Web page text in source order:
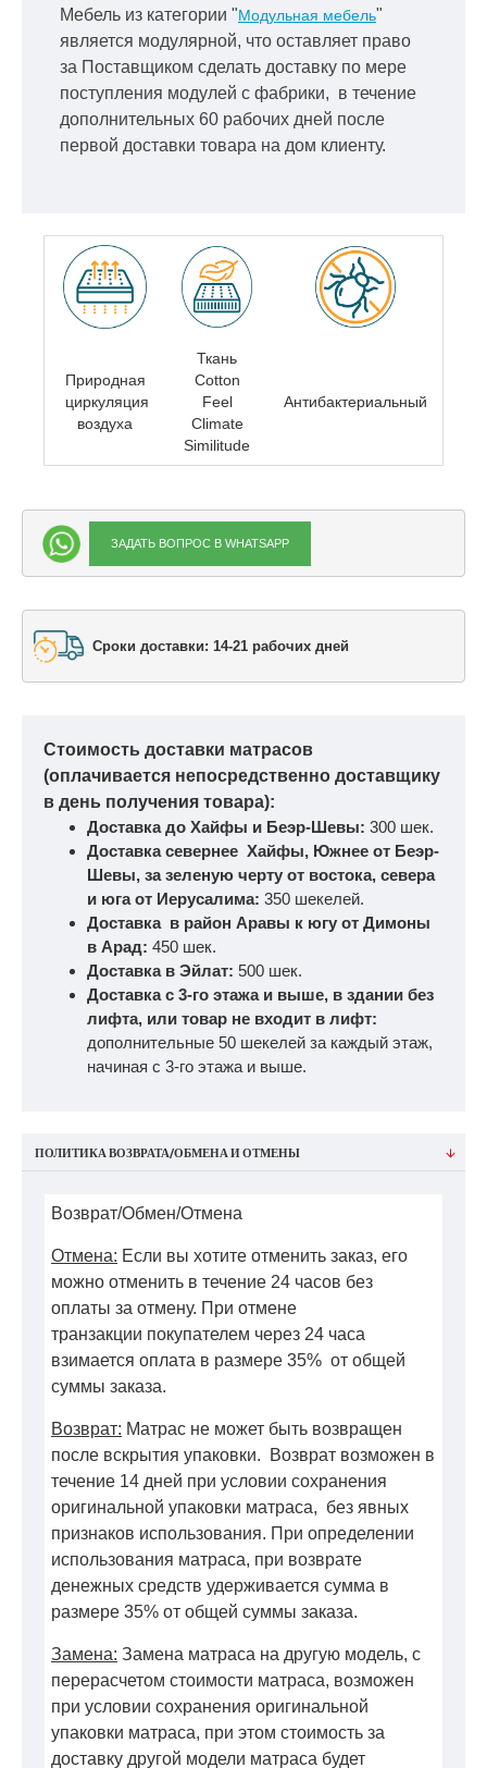
Мебель из категории "Модульная мебель"
является модулярной, что оставляет право
за Поставщиком сделать доставку по мере
поступления модулей с фабрики, в течение
дополнительных 60 рабочих дней после
первой доставки товара на дом клиенту.
Природная
циркуляция
воздуха
Ткань
Cotton
Feel
Climate
Similitude
Антибактериальный
ЗАДАТЬ ВОПРОС В WHATSAPP
Сроки доставки: 14-21 рабочих дней
Стоимость доставки матрасов
(оплачивается непосредственно доставщику
в день получения товара):
Доставка до Хайфы и Беэр-Шевы: 300 шек.
Доставка севернее Хайфы, Южнее от Беэр-
Шевы, за зеленую черту от востока, севера
и юга от Иерусалима: 350 шекелей.
Доставка в район Аравы к югу от Димоны
в Арад: 450 шек.
Доставка в Эйлат: 500 шек.
Доставка с 3-го этажа и выше, в здании без
лифта, или товар не входит в лифт:
дополнительные 50 шекелей за каждый этаж,
начиная с 3-го этажа и выше.
ПОЛИТИКА ВОЗВРАТА/ОБМЕНА И ОТМЕНЫ
Возврат/Обмен/Отмена
Отмена: Если вы хотите отменить заказ, его
можно отменить в течение 24 часов без
оплаты за отмену. При отмене
транзакции покупателем через 24 часа
взимается оплата в размере 35% от общей
суммы заказа.
Возврат: Матрас не может быть возвращен
после вскрытия упаковки. Возврат возможен в
течение 14 дней при условии сохранения
оригинальной упаковки матраса, без явных
признаков использования. При определении
использования матраса, при возврате
денежных средств удерживается сумма в
размере 35% от общей суммы заказа.
Замена: Замена матраса на другую модель, с
перерасчетом стоимости матраса, возможен
при условии сохранения оригинальной
упаковки матраса, при этом стоимость за
доставку другой модели матраса будет